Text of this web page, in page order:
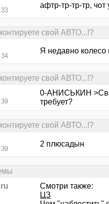
афтр-тр-тр-тр, чот
свой АВТО...!?
Я недавно
свой АВТО...!?
0-АНИСЬКИН
требует?
свой АВТО...!?
2 плюсадын
Смотри также:
ЦЗ